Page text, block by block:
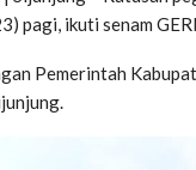
pagi, ikuti senam
Pemerintah